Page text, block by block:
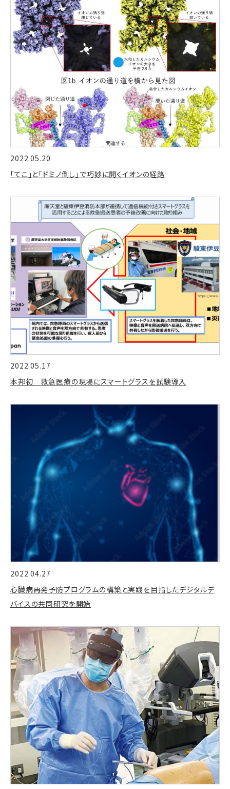
2022.05.20
「てこ」と「ドミノ倒し」で巧妙に開くイオンの経路
2022.05.17
本邦初 救急医療の現場にスマートグラスを試験導入
2022.04.27
心臓病再発予防プログラムの構築と実践を目指したデジタルデ
バイスの共同研究を開始